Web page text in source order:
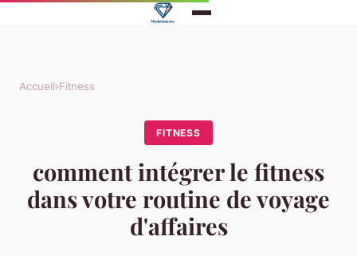
Accueil›Fitness
FITNESS
comment intégrer le fitness
dans votre routine de voyage
d'affaires